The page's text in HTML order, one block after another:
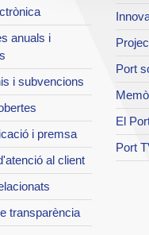
anuals i
i subvencions
i premsa
al client
transparència
Port
El
Port